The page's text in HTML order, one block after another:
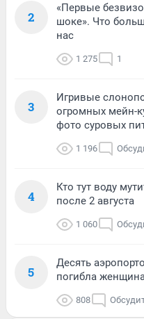
2
«Первые
шоке». Что
нас
1 275 1
3
Игривые
огромных мейн-
фото суровых
1 196
4
Кто тут воду
после 2 августа
1 060
5
Десять
погибла
808